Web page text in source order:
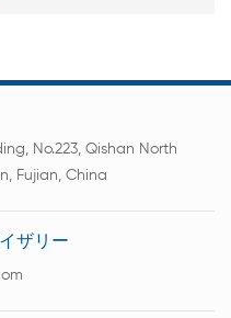
No.223, Qishan North
Fujian, China
ザリー